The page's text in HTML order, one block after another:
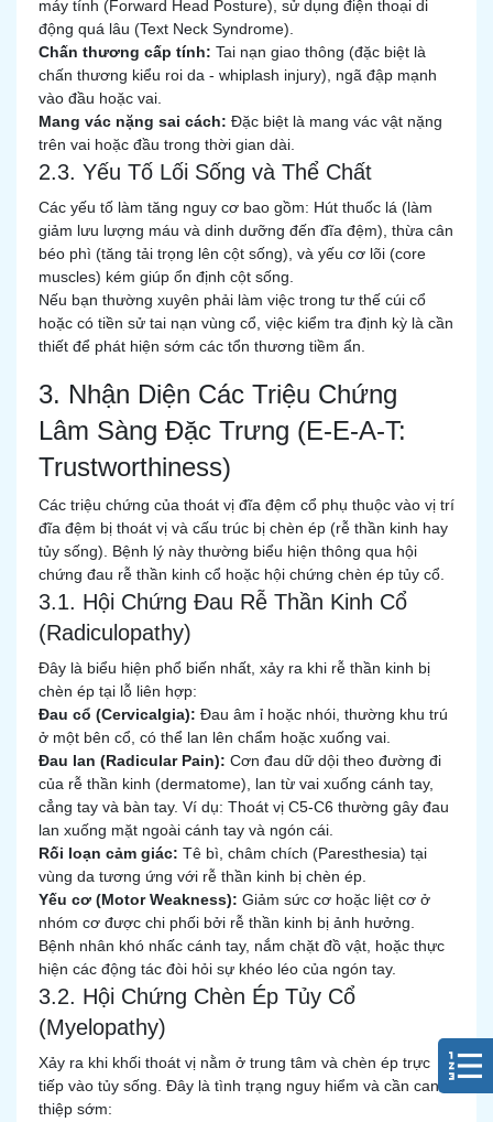
máy tính (Forward Head Posture), sử dụng điện thoại di
động quá lâu (Text Neck Syndrome).
Chấn thương cấp tính: Tai nạn giao thông (đặc biệt là
chấn thương kiểu roi da - whiplash injury), ngã đập mạnh
vào đầu hoặc vai.
Mang vác nặng sai cách: Đặc biệt là mang vác vật nặng
trên vai hoặc đầu trong thời gian dài.
2.3. Yếu Tố Lối Sống và Thể Chất
Các yếu tố làm tăng nguy cơ bao gồm: Hút thuốc lá (làm
giảm lưu lượng máu và dinh dưỡng đến đĩa đệm), thừa cân
béo phì (tăng tải trọng lên cột sống), và yếu cơ lõi (core
muscles) kém giúp ổn định cột sống.
Nếu bạn thường xuyên phải làm việc trong tư thế cúi cổ
hoặc có tiền sử tai nạn vùng cổ, việc kiểm tra định kỳ là cần
thiết để phát hiện sớm các tổn thương tiềm ẩn.
3. Nhận Diện Các Triệu Chứng
Lâm Sàng Đặc Trưng (E-E-A-T:
Trustworthiness)
Các triệu chứng của thoát vị đĩa đệm cổ phụ thuộc vào vị trí
đĩa đệm bị thoát vị và cấu trúc bị chèn ép (rễ thần kinh hay
tủy sống). Bệnh lý này thường biểu hiện thông qua hội
chứng đau rễ thần kinh cổ hoặc hội chứng chèn ép tủy cổ.
3.1. Hội Chứng Đau Rễ Thần Kinh Cổ
(Radiculopathy)
Đây là biểu hiện phổ biến nhất, xảy ra khi rễ thần kinh bị
chèn ép tại lỗ liên hợp:
Đau cổ (Cervicalgia): Đau âm ỉ hoặc nhói, thường khu trú
ở một bên cổ, có thể lan lên chẩm hoặc xuống vai.
Đau lan (Radicular Pain): Cơn đau dữ dội theo đường đi
của rễ thần kinh (dermatome), lan từ vai xuống cánh tay,
cẳng tay và bàn tay. Ví dụ: Thoát vị C5-C6 thường gây đau
lan xuống mặt ngoài cánh tay và ngón cái.
Rối loạn cảm giác: Tê bì, châm chích (Paresthesia) tại
vùng da tương ứng với rễ thần kinh bị chèn ép.
Yếu cơ (Motor Weakness): Giảm sức cơ hoặc liệt cơ ở
nhóm cơ được chi phối bởi rễ thần kinh bị ảnh hưởng.
Bệnh nhân khó nhấc cánh tay, nắm chặt đồ vật, hoặc thực
hiện các động tác đòi hỏi sự khéo léo của ngón tay.
3.2. Hội Chứng Chèn Ép Tủy Cổ
(Myelopathy)
Xảy ra khi khối thoát vị nằm ở trung tâm và chèn ép trực
tiếp vào tủy sống. Đây là tình trạng nguy hiểm và cần can
thiệp sớm: